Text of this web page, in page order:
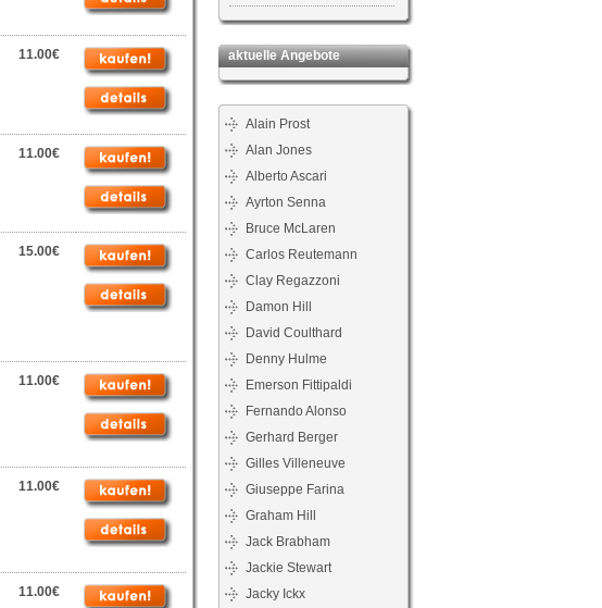
11.00€
11.00€
15.00€
11.00€
11.00€
11.00€
aktuelle Angebote
Alain Prost
Alan Jones
Alberto Ascari
Ayrton Senna
Bruce McLaren
Carlos Reutemann
Clay Regazzoni
Damon Hill
David Coulthard
Denny Hulme
Emerson Fittipaldi
Fernando Alonso
Gerhard Berger
Gilles Villeneuve
Giuseppe Farina
Graham Hill
Jack Brabham
Jackie Stewart
Jacky Ickx